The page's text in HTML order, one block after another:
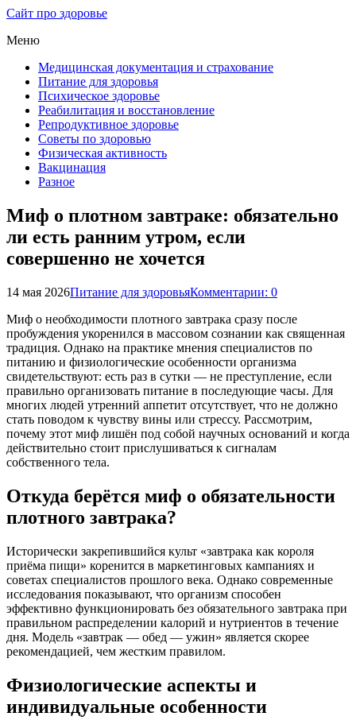
Сайт про здоровье
Меню
Медицинская документация и страхование
Питание для здоровья
Психическое здоровье
Реабилитация и восстановление
Репродуктивное здоровье
Советы по здоровью
Физическая активность
Вакцинация
Разное
Миф о плотном завтраке: обязательно
ли есть ранним утром, если
совершенно не хочется
14 мая 2026Питание для здоровьяКомментарии: 0
Миф о необходимости плотного завтрака сразу после
пробуждения укоренился в массовом сознании как священная
традиция. Однако на практике мнения специалистов по
питанию и физиологические особенности организма
свидетельствуют: есть раз в сутки — не преступление, если
правильно организовать питание в последующие часы. Для
многих людей утренний аппетит отсутствует, что не должно
стать поводом к чувству вины или стрессу. Рассмотрим,
почему этот миф лишён под собой научных оснований и когда
действительно стоит прислушиваться к сигналам
собственного тела.
Откуда берётся миф о обязательности
плотного завтрака?
Исторически закрепившийся культ «завтрака как короля
приёма пищи» коренится в маркетинговых кампаниях и
советах специалистов прошлого века. Однако современные
исследования показывают, что организм способен
эффективно функционировать без обязательного завтрака при
правильном распределении калорий и нутриентов в течение
дня. Модель «завтрак — обед — ужин» является скорее
рекомендацией, чем жестким правилом.
Физиологические аспекты и
индивидуальные особенности